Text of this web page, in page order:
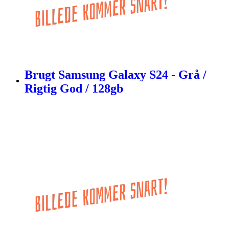
Brugt Samsung Galaxy S24 - Grå /
Rigtig God / 128gb